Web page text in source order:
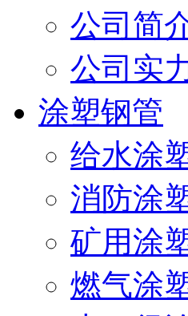
公司简
公司实
涂塑钢管
给水涂
消防涂
矿用涂
燃气涂